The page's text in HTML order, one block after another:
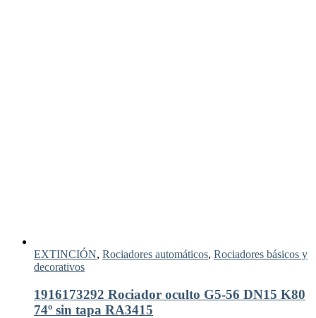
EXTINCIÓN, Rociadores automáticos, Rociadores básicos y
decorativos
1916173292 Rociador oculto G5-56 DN15 K80
74º sin tapa RA3415